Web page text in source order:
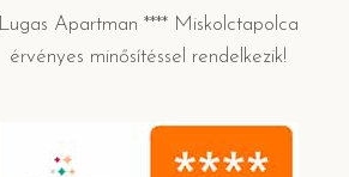
Lugas Apartman **** Miskolctapolca
érvényes minősítéssel rendelkezik!